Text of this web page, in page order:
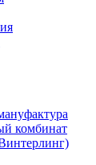
комбинат